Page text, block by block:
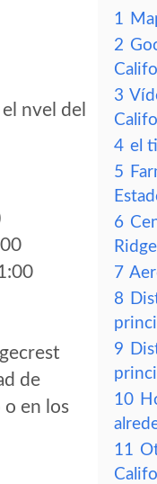
nvel del
de
o en los
1
2
3
4 el
5
6
7
8
9
10
11